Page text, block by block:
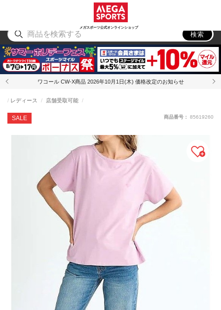
メガスポーツ公式オンラインショップ
アウトドア
検索
ワコール CW-X商品 2026年10月1日(木) 価格改定のお知らせ
SALE
レディース 店舗受取可能
商品番号： 85619260